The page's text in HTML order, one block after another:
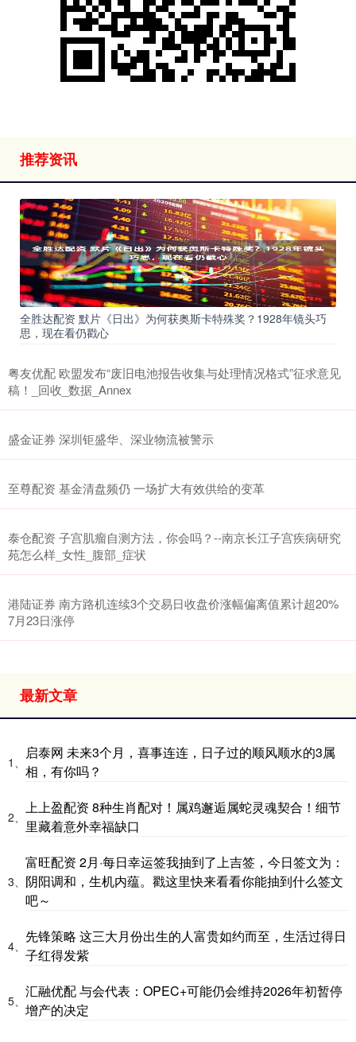
推荐资讯
全胜达配资 默片《日出》为何获奥斯卡特殊奖？1928年镜头巧
思，现在看仍戳心
粤友优配 欧盟发布“废旧电池报告收集与处理情况格式”征求意见
稿！_回收_数据_Annex
盛金证券 深圳钜盛华、深业物流被警示
至尊配资 基金清盘频仍 一场扩大有效供给的变革
泰仓配资 子宫肌瘤自测方法，你会吗？--南京长江子宫疾病研究
苑怎么样_女性_腹部_症状
港陆证券 南方路机连续3个交易日收盘价涨幅偏离值累计超20%
7月23日涨停
最新文章
1、
启泰网 未来3个月，喜事连连，日子过的顺风顺水的3属
相，有你吗？
2、
上上盈配资 8种生肖配对！属鸡邂逅属蛇灵魂契合！细节
里藏着意外幸福缺口
3、
富旺配资 2月·每日幸运签我抽到了上吉签，今日签文为：
阴阳调和，生机内蕴。戳这里快来看看你能抽到什么签文
吧～
4、
先锋策略 这三大月份出生的人富贵如约而至，生活过得日
子红得发紫
5、
汇融优配 与会代表：OPEC+可能仍会维持2026年初暂停
增产的决定